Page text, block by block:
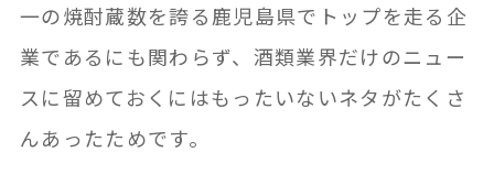
一の焼酎蔵数を誇る鹿児島県でトップを走る企
業であるにも関わらず、酒類業界だけのニュー
スに留めておくにはもったいないネタがたくさ
んあったためです。